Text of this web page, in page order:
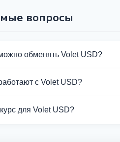
вопросы
обменять Volet USD?
с Volet USD?
для Volet USD?